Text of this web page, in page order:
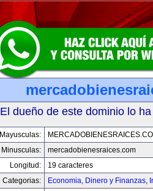
El dueño de este dominio lo
Mayusculas:
Minusculas:
mercadobienesraices.com
Longitud:
19 caracteres
Categorias:
Economia, Dinero y Finanzas,